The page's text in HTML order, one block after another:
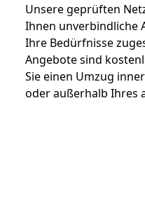
Unsere geprüften
Ihnen unverbindliche
Ihre Bedürfnisse
Angebote sind
Sie einen Umzug
oder außerhalb Ihres